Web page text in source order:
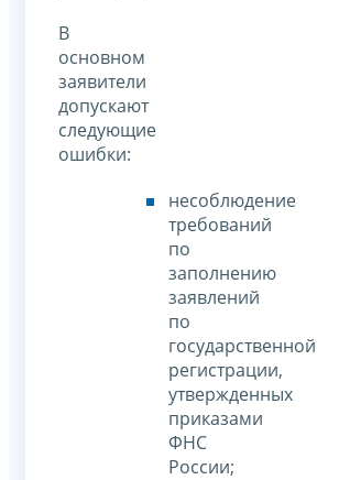
В
основном
заявители
допускают
следующие
ошибки:
несоблюдение
требований
по
заполнению
заявлений
по
государственной
регистрации,
утвержденных
приказами
ФНС
России;